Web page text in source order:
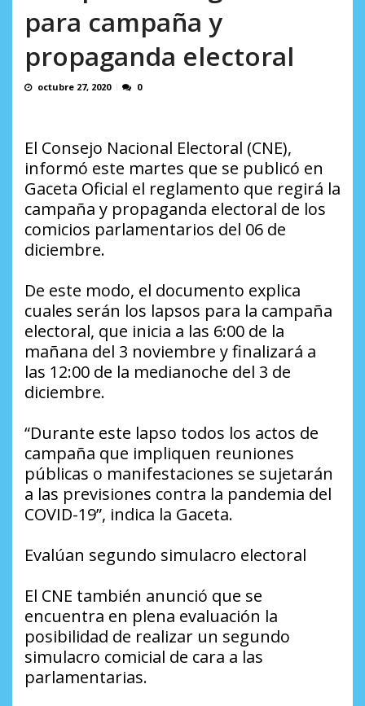
para campaña y
propaganda electoral
octubre 27, 2020 0
El Consejo Nacional Electoral (CNE),
informó este martes que se publicó en
Gaceta Oficial el reglamento que regirá la
campaña y propaganda electoral de los
comicios parlamentarios del 06 de
diciembre.
De este modo, el documento explica
cuales serán los lapsos para la campaña
electoral, que inicia a las 6:00 de la
mañana del 3 noviembre y finalizará a
las 12:00 de la medianoche del 3 de
diciembre.
“Durante este lapso todos los actos de
campaña que impliquen reuniones
públicas o manifestaciones se sujetarán
a las previsiones contra la pandemia del
COVID-19”, indica la Gaceta.
Evalúan segundo simulacro electoral
El CNE también anunció que se
encuentra en plena evaluación la
posibilidad de realizar un segundo
simulacro comicial de cara a las
parlamentarias.